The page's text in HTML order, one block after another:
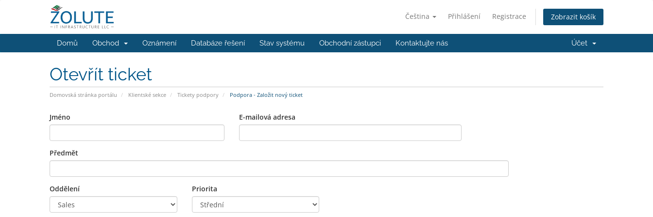
Čeština Přihlášení Registrace Zobrazit košík
Domů Obchod Oznámení Databáze řešení Stav systému Obchodní zástupci Kontaktujte nás Účet
Otevřít ticket
Domovská stránka portálu Klientské sekce Tickety podpory Podpora - Založit nový ticket
Jméno E-mailová adresa
Předmět
Oddělení Priorita